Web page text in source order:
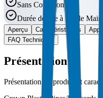
Sans Corrosion
Durée de Vie à Faible
Aperçu Caractéristiques
FAQ Techniques
Présentation
Présentation du produit et